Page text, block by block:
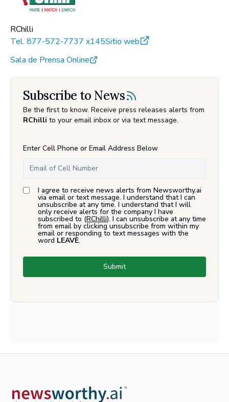
RChilli
Tel. 877-572-7737 x145Sitio web
Sala de Prensa Online
Subscribe to News
Be the first to know. Receive press releases alerts from
RChilli to your email inbox or via text message.
Enter Cell Phone or Email Address Below
I agree to receive news alerts from Newsworthy.ai
via email or text message. I understand that I can
unsubscribe at any time. I understand that I will
only receive alerts for the company I have
subscribed to (RChilli). I can unsubscribe at any time
from email by clicking unsubscribe from within my
email or responding to text messages with the
word LEAVE.
Submit